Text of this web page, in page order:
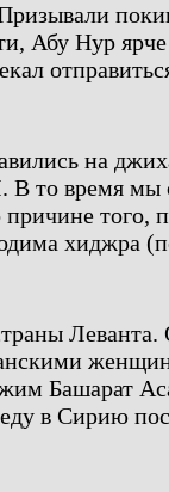
Абу Нур
на
то время мы
того,
хиджра
Башарат
в Сирию